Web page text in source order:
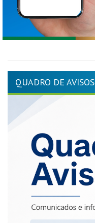
QUADRO DE AVISOS